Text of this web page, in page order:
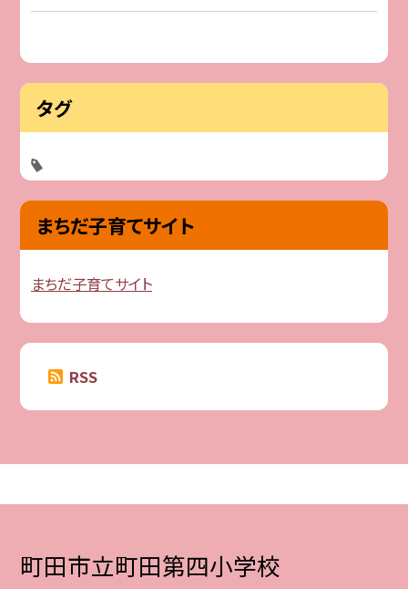
タグ
まちだ子育てサイト
まちだ子育てサイト
RSS
町田市立町田第四小学校